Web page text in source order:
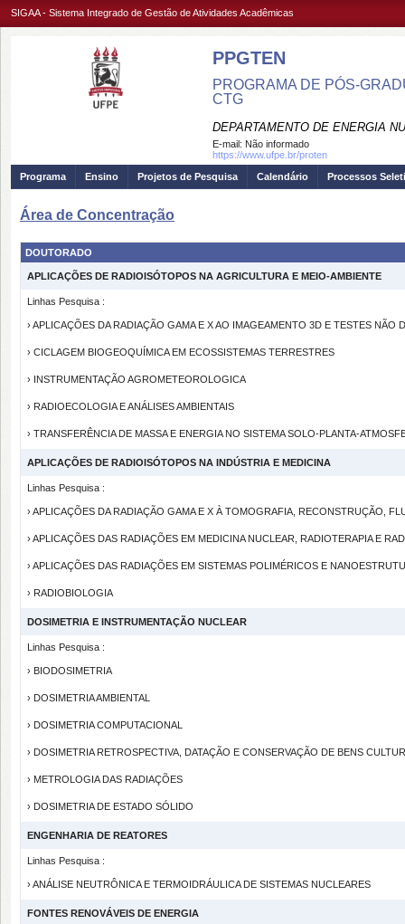
SIGAA - Sistema Integrado de Gestão de Atividades Acadêmicas
PPGTEN
PROGRAMA DE PÓS-
CTG
DEPARTAMENTO DE ENERGIA
E-mail: Não informado
https://www.ufpe.br/proten
Programa
Ensino Projetos de Pesquisa Calendário Processos
Área de Concentração
DOUTORADO
APLICAÇÕES DE RADIOISÓTOPOS NA AGRICULTURA E MEIO-AMBIENTE
Linhas Pesquisa :
› APLICAÇÕES DA RADIAÇÃO GAMA E X AO IMAGEAMENTO 3D E TESTES NÃO
› CICLAGEM BIOGEOQUÍMICA EM ECOSSISTEMAS TERRESTRES
› INSTRUMENTAÇÃO AGROMETEOROLOGICA
› RADIOECOLOGIA E ANÁLISES AMBIENTAIS
› TRANSFERÊNCIA DE MASSA E ENERGIA NO SISTEMA SOLO-PLANTA-
APLICAÇÕES DE RADIOISÓTOPOS NA INDÚSTRIA E MEDICINA
Linhas Pesquisa :
› APLICAÇÕES DA RADIAÇÃO GAMA E X À TOMOGRAFIA, RECONSTRUÇÃO,
› APLICAÇÕES DAS RADIAÇÕES EM MEDICINA NUCLEAR, RADIOTERAPIA E
› APLICAÇÕES DAS RADIAÇÕES EM SISTEMAS POLIMÉRICOS E
› RADIOBIOLOGIA
DOSIMETRIA E INSTRUMENTAÇÃO NUCLEAR
Linhas Pesquisa :
› BIODOSIMETRIA
› DOSIMETRIA AMBIENTAL
› DOSIMETRIA COMPUTACIONAL
› DOSIMETRIA RETROSPECTIVA, DATAÇÃO E CONSERVAÇÃO DE BENS
› METROLOGIA DAS RADIAÇÕES
› DOSIMETRIA DE ESTADO SÓLIDO
ENGENHARIA DE REATORES
Linhas Pesquisa :
› ANÁLISE NEUTRÔNICA E TERMOIDRÁULICA DE SISTEMAS NUCLEARES
FONTES RENOVÁVEIS DE ENERGIA